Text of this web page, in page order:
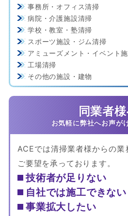
事務所・オフィス清掃
病院・介護施設清掃
学校・教室・塾清掃
スポーツ施設・ジム清掃
アミューズメント・イベント
工場清掃
その他の施設・建物
同業者
ACEでは清掃業者様からの
ご要望を承っております。
技術者が足りない
自社では施工できない
事業拡大したい